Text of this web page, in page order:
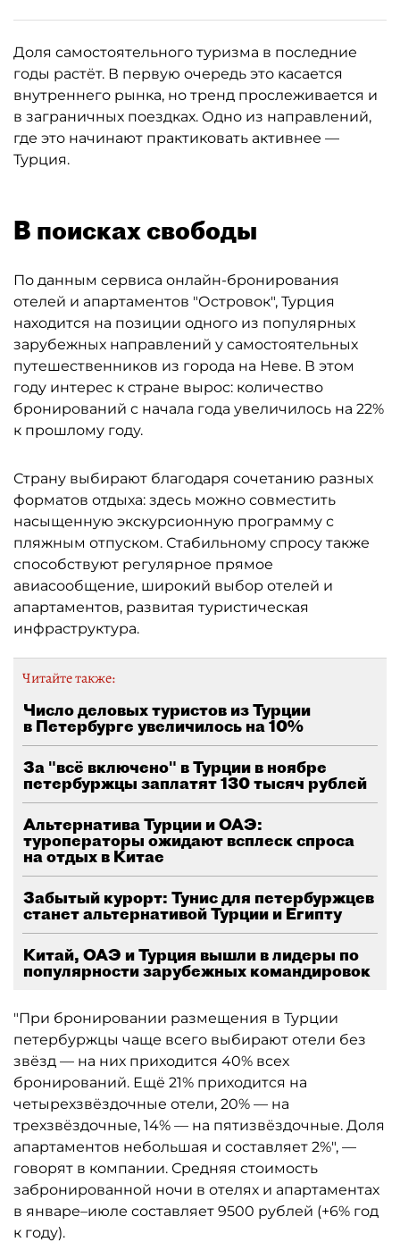
Доля самостоятельного туризма в последние
годы растёт. В первую очередь это касается
внутреннего рынка, но тренд прослеживается и
в заграничных поездках. Одно из направлений,
где это начинают практиковать активнее —
Турция.
В поисках свободы
По данным сервиса онлайн-бронирования
отелей и апартаментов "Островок", Турция
находится на позиции одного из популярных
зарубежных направлений у самостоятельных
путешественников из города на Неве. В этом
году интерес к стране вырос: количество
бронирований с начала года увеличилось на 22%
к прошлому году.
Страну выбирают благодаря сочетанию разных
форматов отдыха: здесь можно совместить
насыщенную экскурсионную программу с
пляжным отпуском. Стабильному спросу также
способствуют регулярное прямое
авиасообщение, широкий выбор отелей и
апартаментов, развитая туристическая
инфраструктура.
Читайте также:
Число деловых туристов из Турции
в Петербурге увеличилось на 10%
За "всё включено" в Турции в ноябре
петербуржцы заплатят 130 тысяч рублей
Альтернатива Турции и ОАЭ:
туроператоры ожидают всплеск спроса
на отдых в Китае
Забытый курорт: Тунис для петербуржцев
станет альтернативой Турции и Египту
Китай, ОАЭ и Турция вышли в лидеры по
популярности зарубежных командировок
"При бронировании размещения в Турции
петербуржцы чаще всего выбирают отели без
звёзд — на них приходится 40% всех
бронирований. Ещё 21% приходится на
четырехзвёздочные отели, 20% — на
трехзвёздочные, 14% — на пятизвёздочные. Доля
апартаментов небольшая и составляет 2%", —
говорят в компании. Средняя стоимость
забронированной ночи в отелях и апартаментах
в январе–июле составляет 9500 рублей (+6% год
к году).